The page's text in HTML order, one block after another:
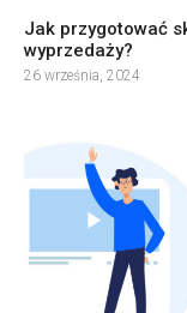
Jak przygotować
wyprzedaży?
26 września, 2024